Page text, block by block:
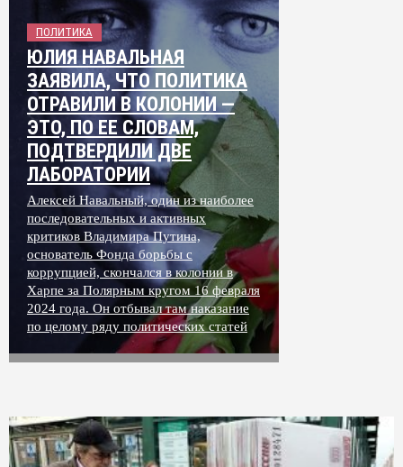
ПОЛИТИКА
ЮЛИЯ НАВАЛЬНАЯ
ЗАЯВИЛА, ЧТО ПОЛИТИКА
ОТРАВИЛИ В КОЛОНИИ —
ЭТО, ПО ЕЕ СЛОВАМ,
ПОДТВЕРДИЛИ ДВЕ
ЛАБОРАТОРИИ
Алексей Навальный, один из наиболее
последовательных и активных
критиков Владимира Путина,
основатель Фонда борьбы с
коррупцией, скончался в колонии в
Харпе за Полярным кругом 16 февраля
2024 года. Он отбывал там наказание
по целому ряду политических статей